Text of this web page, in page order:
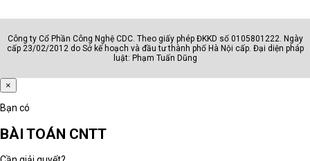
Công ty Cổ Phần Công Nghệ CDC. Theo giấy phép ĐKKD số 0105801222. Ngày
cấp 23/02/2012 do Sở kế hoạch và đầu tư thành phố Hà Nội cấp. Đại diện pháp
luật: Phạm Tuấn Dũng
×
Bạn có
BÀI TOÁN CNTT